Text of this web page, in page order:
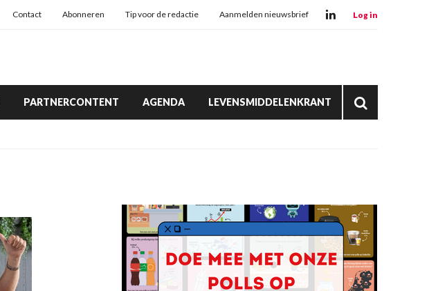
Contact Abonneren Tip voor de redactie Aanmelden nieuwsbrief Log in
PARTNERCONTENT AGENDA LEVENSMIDDELENKRANT